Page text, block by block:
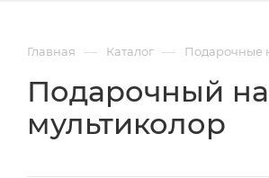
Главная — Каталог — Подарочные
Подарочный
мультиколор